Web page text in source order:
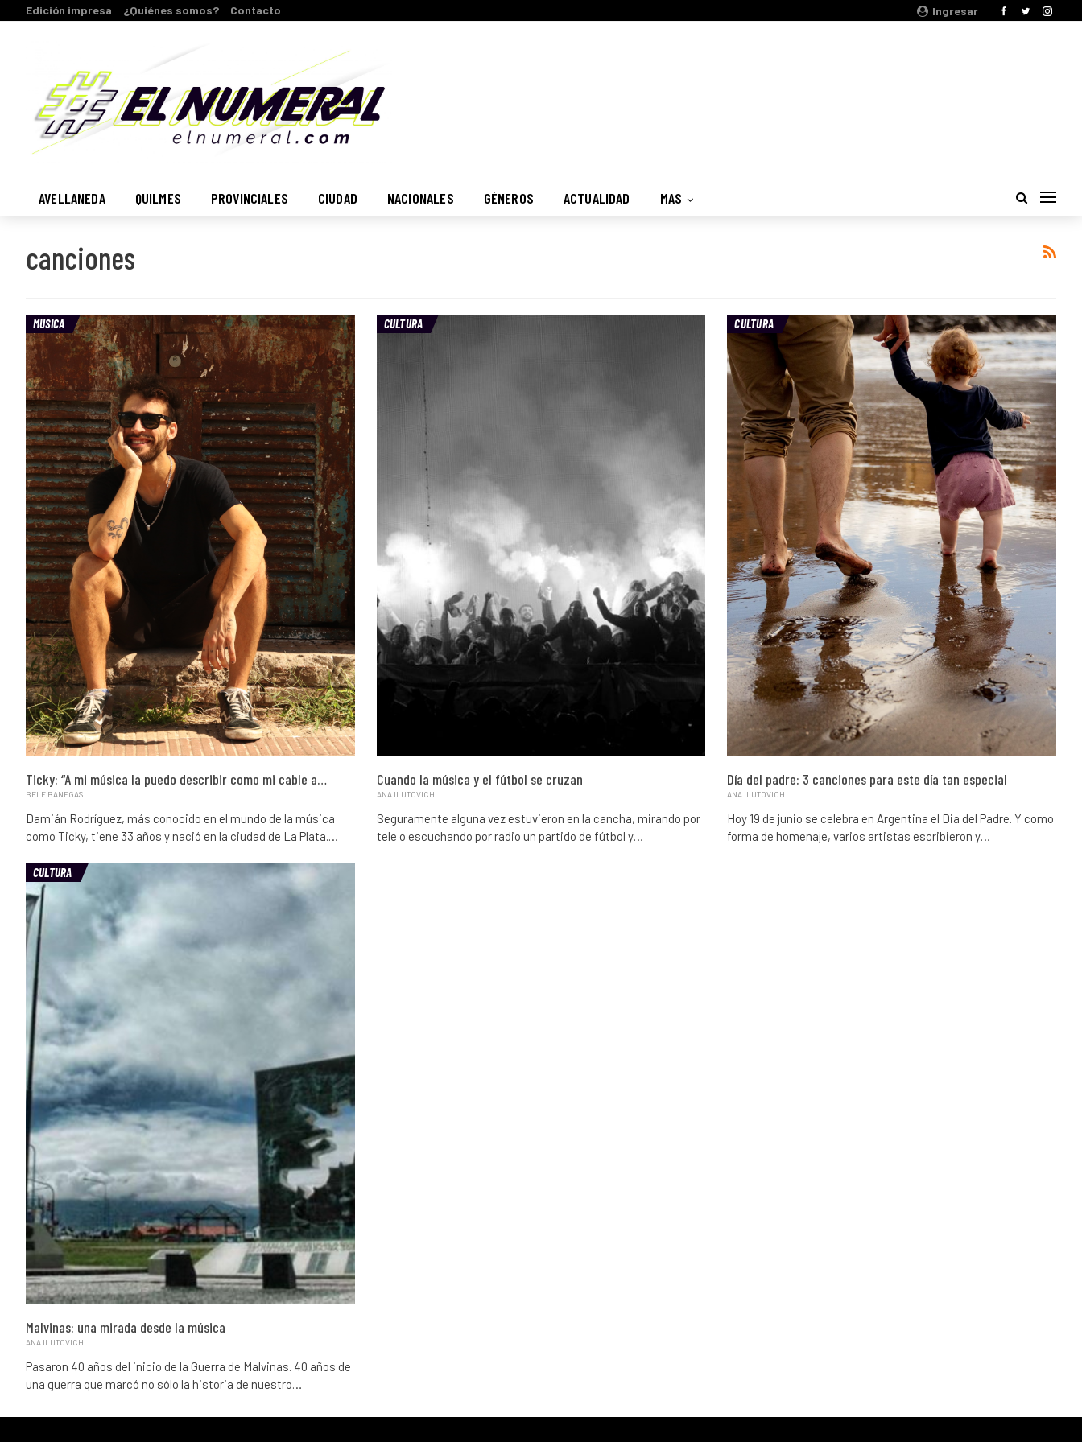
Ingresar
Edición impresa ¿Quiénes somos? Contacto
AVELLANEDA QUILMES PROVINCIALES CIUDAD NACIONALES GÉNEROS ACTUALIDAD MAS
canciones
MUSICA
Ticky: “A mi música la puedo describir como mi cable a…
BELE BANEGAS
Damián Rodríguez, más conocido en el mundo de la música
como Ticky, tiene 33 años y nació en la ciudad de La Plata.…
CULTURA
Cuando la música y el fútbol se cruzan
ANA ILUTOVICH
Seguramente alguna vez estuvieron en la cancha, mirando por
tele o escuchando por radio un partido de fútbol y…
CULTURA
Día del padre: 3 canciones para este día tan especial
ANA ILUTOVICH
Hoy 19 de junio se celebra en Argentina el Dia del Padre. Y como
forma de homenaje, varios artistas escribieron y…
CULTURA
Malvinas: una mirada desde la música
ANA ILUTOVICH
Pasaron 40 años del inicio de la Guerra de Malvinas. 40 años de
una guerra que marcó no sólo la historia de nuestro…